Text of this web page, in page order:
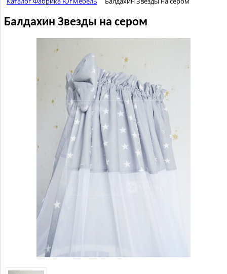
Балдахин Звезды на сером